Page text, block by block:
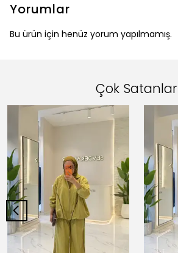
Yorumlar
Bu ürün için henüz yorum yapılmamış.
Çok Satanlar